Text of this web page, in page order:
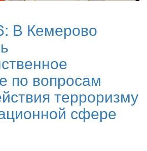
В Кемерово
по вопросам
терроризму
сфере